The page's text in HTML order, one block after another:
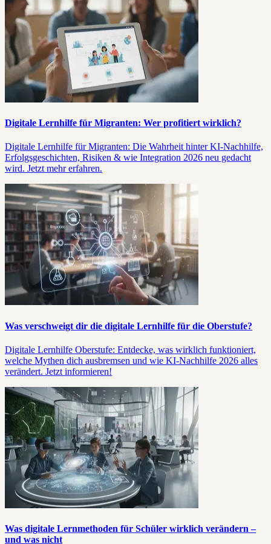
Digitale Lernhilfe für Migranten: Wer profitiert wirklich?
Digitale Lernhilfe für Migranten: Die Wahrheit hinter KI-Nachhilfe,
Erfolgsgeschichten, Risiken & wie Integration 2026 neu gedacht
wird. Jetzt mehr erfahren.
Was verschweigt dir die digitale Lernhilfe für die Oberstufe?
Digitale Lernhilfe Oberstufe: Entdecke, was wirklich funktioniert,
welche Mythen dich ausbremsen und wie KI-Nachhilfe 2026 alles
verändert. Jetzt informieren!
Was digitale Lernmethoden für Schüler wirklich verändern –
und was nicht